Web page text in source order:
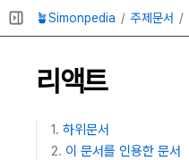
🪴Simonpedia 주제문서
리액트
하위문서
이 문서를 인용한 문서